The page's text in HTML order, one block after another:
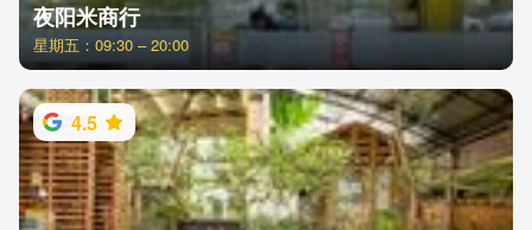
夜阳米商行
星期五：09:30 – 20:00
4.5